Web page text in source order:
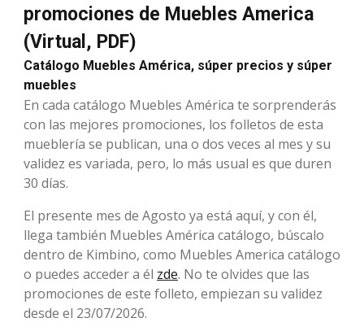
promociones de Muebles America
(Virtual, PDF)
Catálogo Muebles América, súper precios y súper
muebles
En cada catálogo Muebles América te sorprenderás
con las mejores promociones, los folletos de esta
mueblería se publican, una o dos veces al mes y su
validez es variada, pero, lo más usual es que duren
30 días.
El presente mes de Agosto ya está aquí, y con él,
llega también Muebles América catálogo, búscalo
dentro de Kimbino, como Muebles America catálogo
o puedes acceder a él zde. No te olvides que las
promociones de este folleto, empiezan su validez
desde el 23/07/2026.